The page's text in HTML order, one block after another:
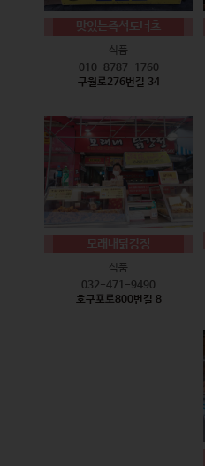
맛있는즉석도너츠
식품
010-8787-1760
구월로276번길 34
모래내닭강정
식품
032-471-9490
호구포로800번길 8